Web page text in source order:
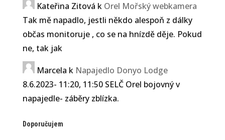
Kateřina Zitová k Orel Mořský webkamera
Tak mě napadlo, jestli někdo alespoň z dálky
občas monitoruje , co se na hnízdě děje. Pokud
ne, tak jak
Marcela k Napajedlo Donyo Lodge
8.6.2023- 11:20, 11:50 SELČ Orel bojovný v
napajedle- záběry zblízka.
Doporučujem